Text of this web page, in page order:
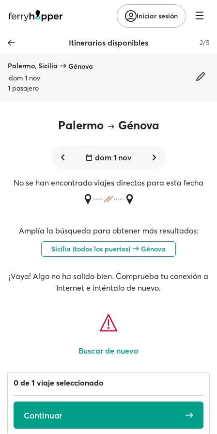
Iniciar sesión
Itinerarios disponibles 2/5
Palermo, Sicilia
Génova
dom 1 nov
1 pasajero
Palermo Génova
dom 1 nov
No se han encontrado viajes directos para esta fecha
Amplía la búsqueda para obtener más resultados:
Sicilia (todos los puertos) Génova
¡Vaya! Algo no ha salido bien. Comprueba tu conexión a
Internet e inténtalo de nuevo.
Buscar de nuevo
0 de 1 viaje seleccionado
Continuar